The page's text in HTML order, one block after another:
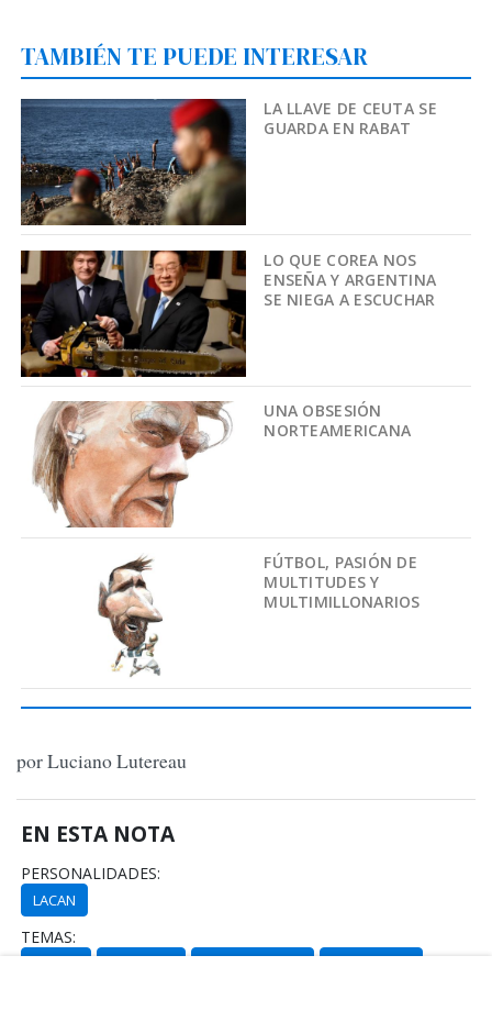
TAMBIÉN TE PUEDE INTERESAR
LA LLAVE DE CEUTA SE
GUARDA EN RABAT
LO QUE COREA NOS
ENSEÑA Y ARGENTINA
SE NIEGA A ESCUCHAR
UNA OBSESIÓN
NORTEAMERICANA
FÚTBOL, PASIÓN DE
MULTITUDES Y
MULTIMILLONARIOS
por Luciano Lutereau
EN ESTA NOTA
PERSONALIDADES:
LACAN
TEMAS: